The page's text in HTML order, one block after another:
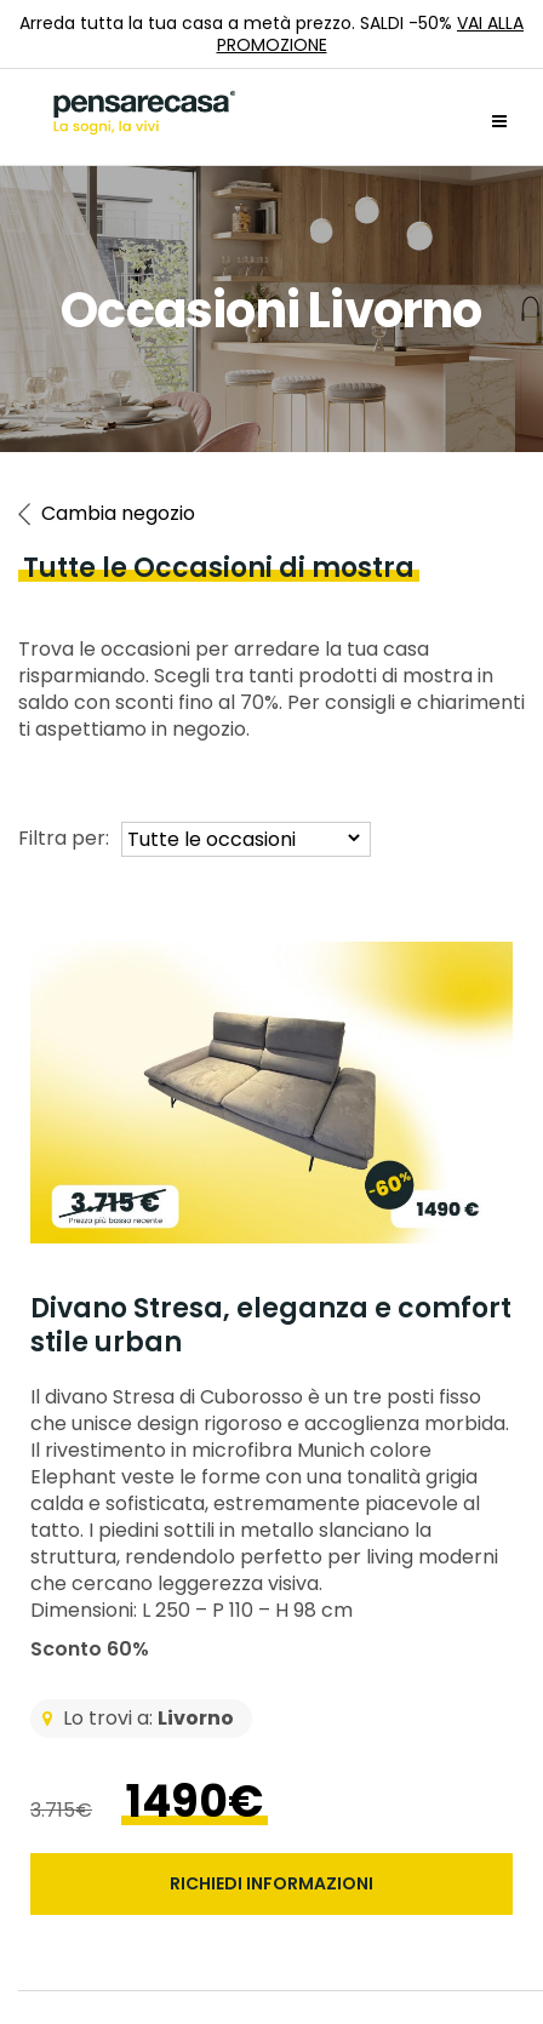
Arreda tutta la tua casa a metà prezzo. SALDI -50% VAI ALLA
PROMOZIONE
Occasioni Livorno
Cambia negozio
Tutte le Occasioni di mostra
Trova le occasioni per arredare la tua casa
risparmiando. Scegli tra tanti prodotti di mostra in
saldo con sconti fino al 70%. Per consigli e chiarimenti
ti aspettiamo in negozio.
Filtra per:
Divano Stresa, eleganza e comfort
stile urban
Il divano Stresa di Cuborosso è un tre posti fisso
che unisce design rigoroso e accoglienza morbida.
Il rivestimento in microfibra Munich colore
Elephant veste le forme con una tonalità grigia
calda e sofisticata, estremamente piacevole al
tatto. I piedini sottili in metallo slanciano la
struttura, rendendolo perfetto per living moderni
che cercano leggerezza visiva.
Dimensioni: L 250 – P 110 – H 98 cm
Sconto 60%
Lo trovi a: Livorno
3.715€ 1490€
RICHIEDI INFORMAZIONI